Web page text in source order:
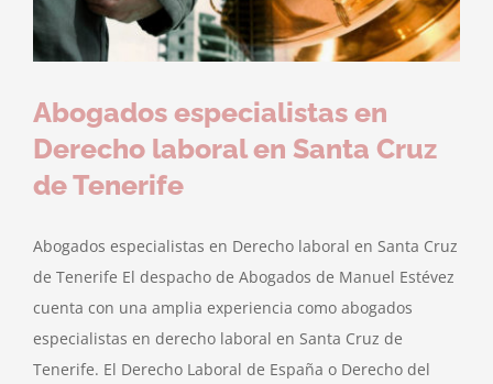
Abogados especialistas en
Derecho laboral en Santa Cruz
de Tenerife
Abogados especialistas en Derecho laboral en Santa Cruz
de Tenerife El despacho de Abogados de Manuel Estévez
cuenta con una amplia experiencia como abogados
especialistas en derecho laboral en Santa Cruz de
Tenerife. El Derecho Laboral de España o Derecho del